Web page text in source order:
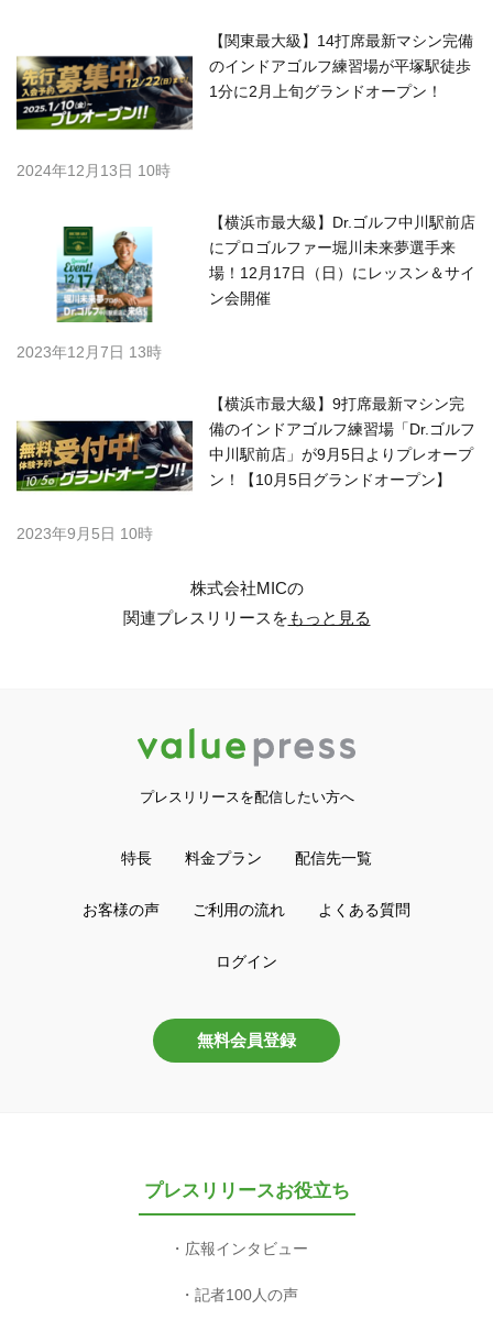
【関東最大級】14打席最新マシン完備
のインドアゴルフ練習場が平塚駅徒歩
1分に2月上旬グランドオープン！
2024年12月13日 10時
【横浜市最大級】Dr.ゴルフ中川駅前店
にプロゴルファー堀川未来夢選手来
場！12月17日（日）にレッスン＆サイ
ン会開催
2023年12月7日 13時
【横浜市最大級】9打席最新マシン完
備のインドアゴルフ練習場「Dr.ゴルフ
中川駅前店」が9月5日よりプレオープ
ン！【10月5日グランドオープン】
2023年9月5日 10時
株式会社MICの
関連プレスリリースをもっと見る
プレスリリースを配信したい方へ
特長 料金プラン 配信先一覧
お客様の声 ご利用の流れ よくある質問
ログイン
無料会員登録
プレスリリースお役立ち
広報インタビュー
記者100人の声